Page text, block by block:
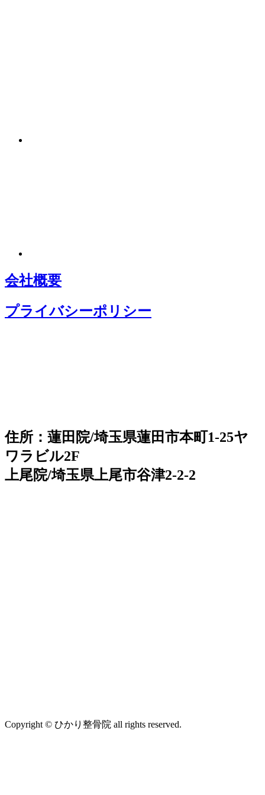
会社概要
プライバシーポリシー
住所：蓮田院/埼玉県蓮田市本町1-25ヤ
ワラビル2F
上尾院/埼玉県上尾市谷津2-2-2
Copyright © ひかり整骨院 all rights reserved.